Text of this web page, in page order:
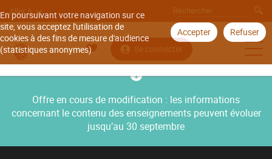
En poursuivant votre navigation sur ce
site, vous acceptez l'utilisation de
cookies à des fins de mesure d'audience
(statistiques anonymes).
Accepter Refuser
Aller à
Se connecter
Offre en cours de modification : les informations
concernant le contenu des enseignements peuvent évoluer
jusqu’au 30 septembre